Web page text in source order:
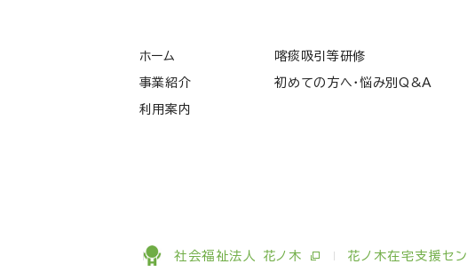
ホーム
事業紹介
利用案内
喀痰吸引等研修
初めての方へ・悩み別Q&A
社会福祉法人 花ノ木 花ノ木在宅支援セ